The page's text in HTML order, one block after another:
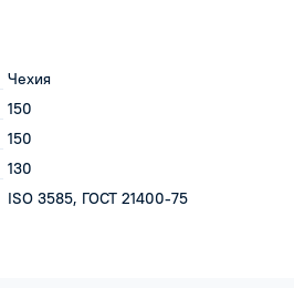
Чехия
150
150
130
ISO 3585, ГОСТ 21400-75